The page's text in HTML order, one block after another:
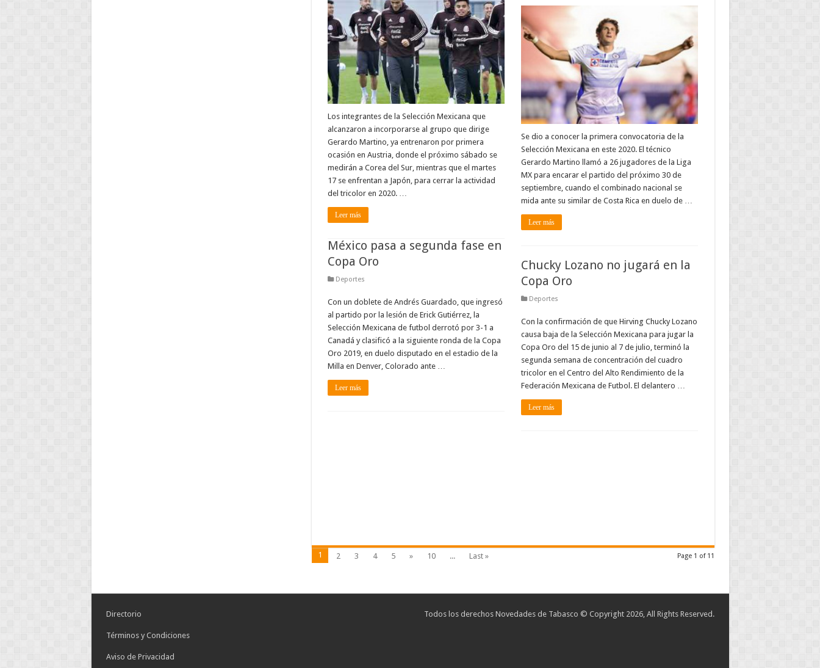
Los integrantes de la Selección Mexicana que
alcanzaron a incorporarse al grupo que dirige
Gerardo Martino, ya entrenaron por primera
ocasión en Austria, donde el próximo sábado se
medirán a Corea del Sur, mientras que el martes
17 se enfrentan a Japón, para cerrar la actividad
del tricolor en 2020. …
Leer más
Se dio a conocer la primera convocatoria de la
Selección Mexicana en este 2020. El técnico
Gerardo Martino llamó a 26 jugadores de la Liga
MX para encarar el partido del próximo 30 de
septiembre, cuando el combinado nacional se
mida ante su similar de Costa Rica en duelo de …
Leer más
México pasa a segunda fase en
Copa Oro
Deportes
Con un doblete de Andrés Guardado, que ingresó
al partido por la lesión de Erick Gutiérrez, la
Selección Mexicana de futbol derrotó por 3-1 a
Canadá y clasificó a la siguiente ronda de la Copa
Oro 2019, en duelo disputado en el estadio de la
Milla en Denver, Colorado ante …
Leer más
Chucky Lozano no jugará en la
Copa Oro
Deportes
Con la confirmación de que Hirving Chucky Lozano
causa baja de la Selección Mexicana para jugar la
Copa Oro del 15 de junio al 7 de julio, terminó la
segunda semana de concentración del cuadro
tricolor en el Centro del Alto Rendimiento de la
Federación Mexicana de Futbol. El delantero …
Leer más
Page 1 of 11
1 2 3 4 5 » 10 ... Last »
Todos los derechos Novedades de Tabasco © Copyright 2026, All Rights Reserved.
Directorio
Términos y Condiciones
Aviso de Privacidad